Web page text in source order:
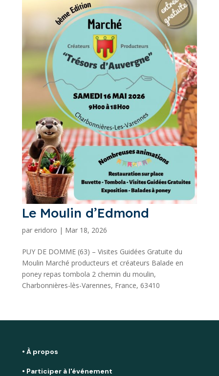
Le Moulin d’Edmond
par eridoro | Mar 18, 2026
PUY DE DOMME (63) – Visites Guidées Gratuite du
Moulin Marché producteurs et créateurs Balade en
poney repas tombola 2 chemin du moulin,
Charbonnières-lès-Varennes, France, 63410
• À propos
• Participer à l'événement